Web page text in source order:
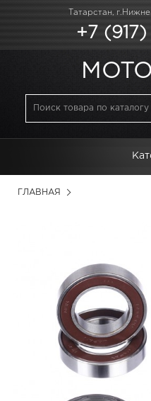
Татарстан,
+7
ГЛАВНАЯ